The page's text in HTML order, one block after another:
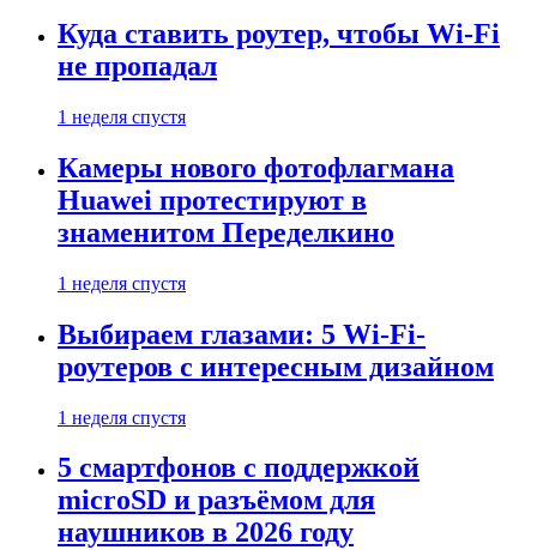
Куда ставить роутер, чтобы Wi-Fi
не пропадал
1 неделя спустя
Камеры нового фотофлагмана
Huawei протестируют в
знаменитом Переделкино
1 неделя спустя
Выбираем глазами: 5 Wi-Fi-
роутеров с интересным дизайном
1 неделя спустя
5 смартфонов с поддержкой
microSD и разъёмом для
наушников в 2026 году